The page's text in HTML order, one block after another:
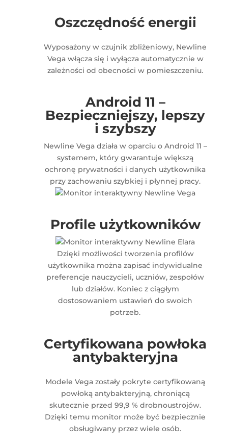
Oszczędność energii
Wyposażony w czujnik zbliżeniowy, Newline
Vega włącza się i wyłącza automatycznie w
zależności od obecności w pomieszczeniu.
Android 11 –
Bezpieczniejszy, lepszy
i szybszy
Newline Vega działa w oparciu o Android 11 –
systemem, który gwarantuje większą
ochronę prywatności i danych użytkownika
przy zachowaniu szybkiej i płynnej pracy.
Profile użytkowników
Dzięki możliwości tworzenia profilów
użytkownika można zapisać indywidualne
preferencje nauczycieli, uczniów, zespołów
lub działów. Koniec z ciągłym
dostosowaniem ustawień do swoich
potrzeb.
Certyfikowana powłoka
antybakteryjna
Modele Vega zostały pokryte certyfikowaną
powłoką antybakteryjną, chroniącą
skutecznie przed 99,9 % drobnoustrojów.
Dzięki temu monitor może być bezpiecznie
obsługiwany przez wiele osób.